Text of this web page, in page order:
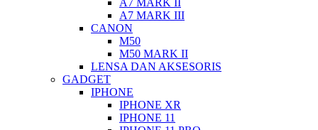
A7 MARK II
A7 MARK III
CANON
M50
M50 MARK II
LENSA DAN AKSESORIS
GADGET
IPHONE
IPHONE XR
IPHONE 11